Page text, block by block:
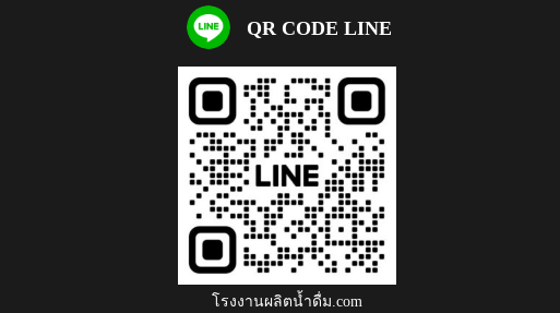
QR CODE LINE
โรงงานผลิตน้ำดื่ม.com